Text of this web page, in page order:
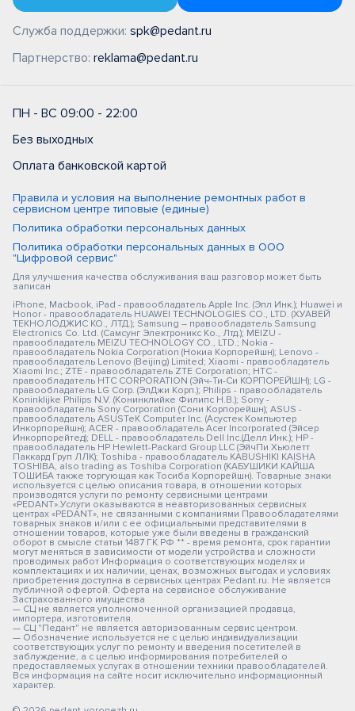
Служба поддержки: spk@pedant.ru
Партнерство: reklama@pedant.ru
ПН - ВС 09:00 - 22:00
Без выходных
Оплата банковской картой
Правила и условия на выполнение ремонтных работ в
сервисном центре типовые (единые)
Политика обработки персональных данных
Политика обработки персональных данных в ООО
"Цифровой сервис"
Для улучшения качества обслуживания ваш разговор может быть
записан
iPhone, Macbook, iPad - правообладатель Apple Inc. (Эпл Инк.); Huawei и
Honor - правообладатель HUAWEI TECHNOLOGIES CO., LTD. (ХУАВЕЙ
ТЕКНОЛОДЖИС КО., ЛТД.); Samsung – правообладатель Samsung
Electronics Co. Ltd. (Самсунг Электроникс Ко., Лтд.); MEIZU -
правообладатель MEIZU TECHNOLOGY CO., LTD.; Nokia -
правообладатель Nokia Corporation (Нокиа Корпорейшн); Lenovo -
правообладатель Lenovo (Beijing) Limited; Xiaomi - правообладатель
Xiaomi Inc.; ZTE - правообладатель ZTE Corporation; HTC -
правообладатель HTC CORPORATION (Эйч-Ти-Си КОРПОРЕЙШН); LG -
правообладатель LG Corp. (ЭлДжи Корп.); Philips - правообладатель
Koninklijke Philips N.V. (Конинклийке Филипс Н.В.); Sony -
правообладатель Sony Corporation (Сони Корпорейшн); ASUS -
правообладатель ASUSTeK Computer Inc. (Асустек Компьютер
Инкорпорейшн); ACER - правообладатель Acer Incorporated (Эйсер
Инкорпорейтед); DELL - правообладатель Dell Inc.(Делл Инк.); HP -
правообладатель HP Hewlett-Packard Group LLC (ЭйчПи Хьюлетт
Паккард Груп ЛЛК); Toshiba - правообладатель KABUSHIKI KAISHA
TOSHIBA, also trading as Toshiba Corporation (КАБУШИКИ КАЙША
ТОШИБА также торгующая как Тосиба Корпорейшн). Товарные знаки
используется с целью описания товара, в отношении которых
производятся услуги по ремонту сервисными центрами
«PEDANT».Услуги оказываются в неавторизованных сервисных
центрах «PEDANT», не связанными с компаниями Правообладателями
товарных знаков и/или с ее официальными представителями в
отношении товаров, которые уже были введены в гражданский
оборот в смысле статьи 1487 ГК РФ ** - время ремонта, срок гарантии
могут меняться в зависимости от модели устройства и сложности
проводимых работ Информация о соответствующих моделях и
комплектациях и их наличии, ценах, возможных выгодах и условиях
приобретения доступна в сервисных центрах Pedant.ru. Не является
публичной офертой. Оферта на сервисное обслуживание
Застрахованного имущества
— СЦ не является уполномоченной организацией продавца,
импортера, изготовителя.
— СЦ "Педант" не является авторизованным сервис центром.
— Обозначение используется не с целью индивидуализации
соответствующих услуг по ремонту и введения посетителей в
заблуждение, а с целью информирования потребителей о
предоставляемых услугах в отношении техники правообладателей.
Вся информация на сайте носит исключительно информационный
характер.